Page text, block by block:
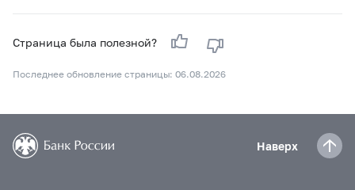
Страница была полезной?
Последнее обновление страницы: 06.08.2026
Наверх